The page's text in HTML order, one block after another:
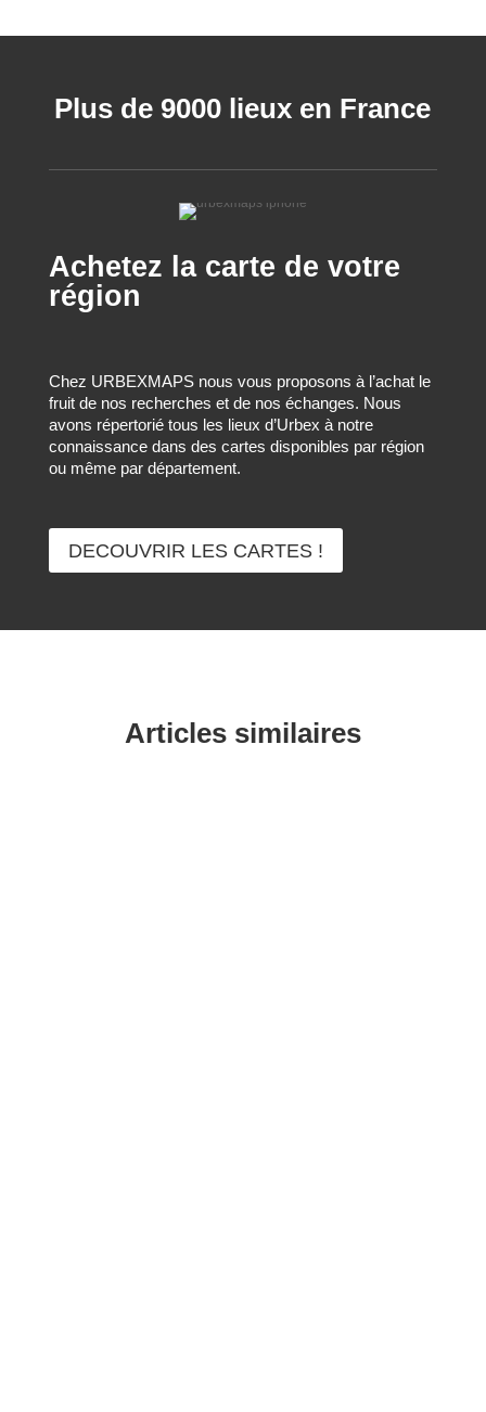
Plus de 9000 lieux en France
Achetez la carte de votre
région
Chez URBEXMAPS nous vous proposons à l’achat le
fruit de nos recherches et de nos échanges. Nous
avons répertorié tous les lieux d’Urbex à notre
connaissance dans des cartes disponibles par région
ou même par département.
DECOUVRIR LES CARTES !
Articles similaires